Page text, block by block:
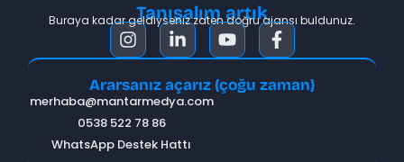
Tanışalım artık
Buraya kadar geldiyseniz zaten doğru ajansı buldunuz.
Ararsanız açarız (çoğu zaman)
merhaba@mantarmedya.com
0538 522 78 86
WhatsApp Destek Hattı